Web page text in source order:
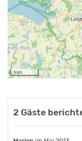
Außerdem
Freizeitprogramm für
Wassersportbetrieb
(www.ostwind.com)
Katamarancenter,
oder auch
5 km
2 Gäste